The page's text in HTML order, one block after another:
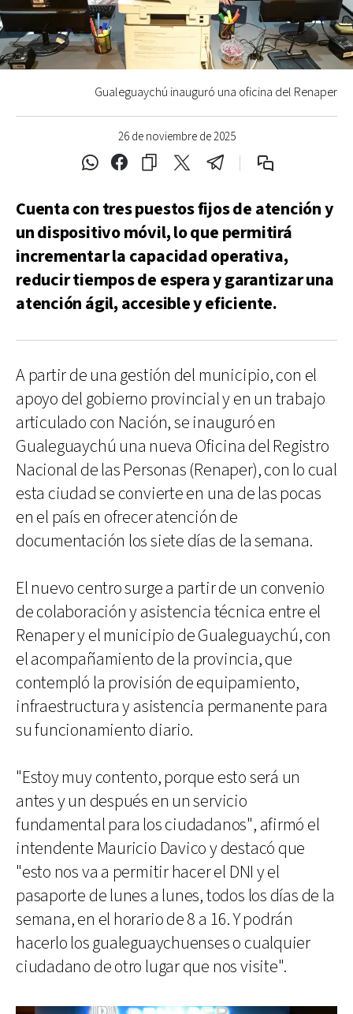
26 de noviembre de 2025
Gualeguaychú inauguró una oficina del Renaper
Cuenta con tres puestos fijos de atención y
un dispositivo móvil, lo que permitirá
incrementar la capacidad operativa,
reducir tiempos de espera y garantizar una
atención ágil, accesible y eficiente.
A partir de una gestión del municipio, con el
apoyo del gobierno provincial y en un trabajo
articulado con Nación, se inauguró en
Gualeguaychú una nueva Oficina del Registro
Nacional de las Personas (Renaper), con lo cual
esta ciudad se convierte en una de las pocas
en el país en ofrecer atención de
documentación los siete días de la semana.
El nuevo centro surge a partir de un convenio
de colaboración y asistencia técnica entre el
Renaper y el municipio de Gualeguaychú, con
el acompañamiento de la provincia, que
contempló la provisión de equipamiento,
infraestructura y asistencia permanente para
su funcionamiento diario.
"Estoy muy contento, porque esto será un
antes y un después en un servicio
fundamental para los ciudadanos", afirmó el
intendente Mauricio Davico y destacó que
"esto nos va a permitir hacer el DNI y el
pasaporte de lunes a lunes, todos los días de la
semana, en el horario de 8 a 16. Y podrán
hacerlo los gualeguaychuenses o cualquier
ciudadano de otro lugar que nos visite".